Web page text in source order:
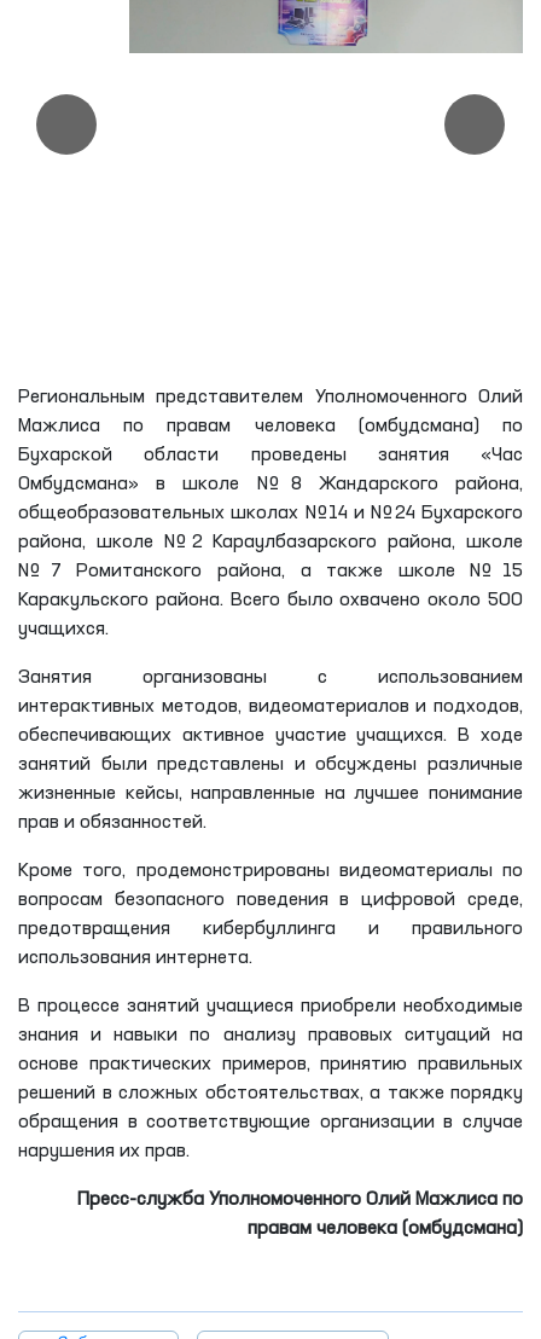
Региональным представителем Уполномоченного Олий
Мажлиса по правам человека (омбудсмана) по
Бухарской области проведены занятия «Час
Омбудсмана» в школе №8 Жандарского района,
общеобразовательных школах №14 и №24 Бухарского
района, школе №2 Караулбазарского района, школе
№7 Ромитанского района, а также школе №15
Каракульского района. Всего было охвачено около 500
учащихся.
Занятия организованы с использованием
интерактивных методов, видеоматериалов и подходов,
обеспечивающих активное участие учащихся. В ходе
занятий были представлены и обсуждены различные
жизненные кейсы, направленные на лучшее понимание
прав и обязанностей.
Кроме того, продемонстрированы видеоматериалы по
вопросам безопасного поведения в цифровой среде,
предотвращения кибербуллинга и правильного
использования интернета.
В процессе занятий учащиеся приобрели необходимые
знания и навыки по анализу правовых ситуаций на
основе практических примеров, принятию правильных
решений в сложных обстоятельствах, а также порядку
обращения в соответствующие организации в случае
нарушения их прав.
Пресс-служба Уполномоченного Олий Мажлиса по
правам человека (омбудсмана)